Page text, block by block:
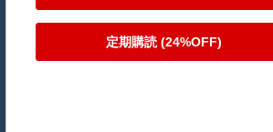
定期購読 (24%OFF)